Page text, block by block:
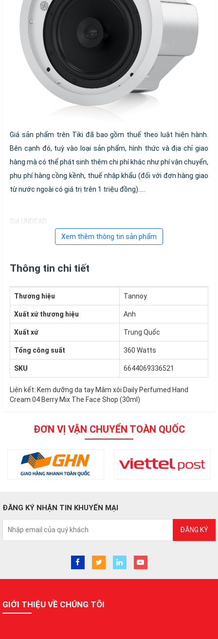
Giá sản phẩm trên Tiki đã bao gồm thuế theo luật hiện hành.
Bên cạnh đó, tuỳ vào loại sản phẩm, hình thức và địa chỉ giao
hàng mà có thể phát sinh thêm chi phí khác như phí vận chuyển,
phụ phí hàng cồng kềnh, thuế nhập khẩu (đối với đơn hàng giao
từ nước ngoài có giá trị trên 1 triệu đồng).....
Giá UNDEAD
Xem thêm thông tin sản phẩm
Thông tin chi tiết
Thương hiệu Tannoy
Xuất xứ thương hiệu Anh
Xuất xứ Trung Quốc
Tổng công suất 360 Watts
SKU 6644069336521
Liên kết: Kem dưỡng da tay Mâm xôi Daily Perfumed Hand
Cream 04 Berry Mix The Face Shop (30ml)
ĐƠN VỊ VẬN CHUYỂN TOÀN QUỐC
ĐĂNG KÝ NHẬN TIN KHUYẾN MẠI
ĐĂNG KÝ
GIỚI THIỆU VỀ CHÚNG TÔI